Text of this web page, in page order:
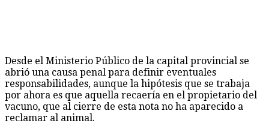
Desde el Ministerio Público de la capital provincial se
abrió una causa penal para definir eventuales
responsabilidades, aunque la hipótesis que se trabaja
por ahora es que aquella recaería en el propietario del
vacuno, que al cierre de esta nota no ha aparecido a
reclamar al animal.